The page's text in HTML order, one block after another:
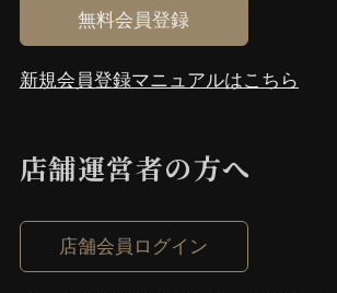
無料会員登録
新規会員登録マニュアルはこちら
店舗運営者の⽅へ
店舗会員ログイン